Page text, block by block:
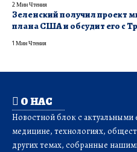
2 Мин Чтения
Зеленский получил проект
плана США и обсудит его с
1 Мин Чтения
О НАС
Новостной блок с
медицине, технологиях,
других темах, собранные